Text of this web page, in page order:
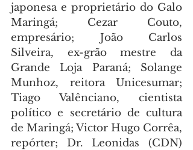
japonesa e proprietário do Galo
Maringá; Cezar Couto,
empresário; João Carlos
Silveira, ex-grão mestre da
Grande Loja Paraná; Solange
Munhoz, reitora Unicesumar;
Tiago Valênciano, cientista
político e secretário de cultura
de Maringá; Victor Hugo Corrêa,
repórter; Dr. Leonidas (CDN)